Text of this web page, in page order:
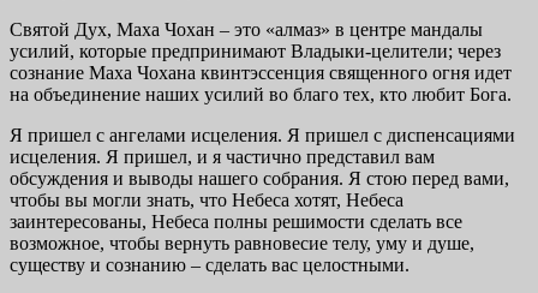
Святой Дух, Маха Чохан – это «алмаз» в центре мандалы
усилий, которые предпринимают Владыки-целители; через
сознание Маха Чохана квинтэссенция священного огня идет
на объединение наших усилий во благо тех, кто любит Бога.
Я пришел с ангелами исцеления. Я пришел с диспенсациями
исцеления. Я пришел, и я частично представил вам
обсуждения и выводы нашего собрания. Я стою перед вами,
чтобы вы могли знать, что Небеса хотят, Небеса
заинтересованы, Небеса полны решимости сделать все
возможное, чтобы вернуть равновесие телу, уму и душе,
существу и сознанию – сделать вас целостными.